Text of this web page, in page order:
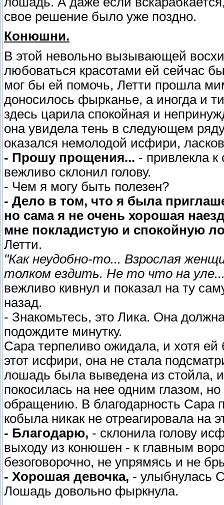
свое решение было уже поздно.
Конюшни.
В этой невольно вызывающей
любоваться красотами ей сейчас
мог бы ей помочь, Летти прошла
доносилось фырканье, а иногда и
здесь царила спокойная и
она увидела тень в следующем
оказался немолодой исфири,
- Прошу прощения... - привлекла
вежливо склонил голову.
- Чем я могу быть полезен?
- Дело в том, что я была
но сама я не очень хорошая
мне покладистую и спокойную
Летти.
"Как неудобно-то... Взрослая
толком ездить. Не то что на
вежливо кивнул и показал на ту
назад.
- Знакомьтесь, это Лика. Она
подождите минутку.
Сара терпеливо ожидала, и хотя
этот исфири, она не стала
лошадь была выведена из стойла,
покосилась на нее одним глазом,
обращению. В благодарность Сара
кобыла никак не отреагировала на
- Благодарю, - склонила голову
выходу из конюшен - к главным
безоговорочно, не упрямясь и не
- Хорошая девочка, - улыбнулась
Лошадь довольно фыркнула.